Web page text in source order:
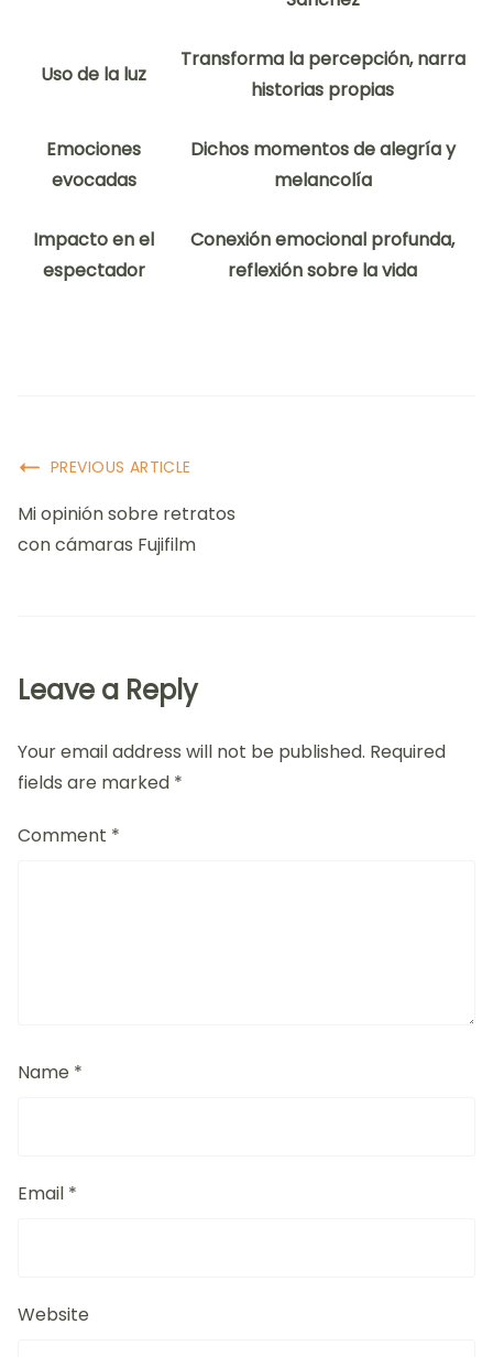
Uso de la luz
Transforma la percepción, narra
historias propias
Emociones
evocadas
Dichos momentos de alegría y
melancolía
Impacto en el
espectador
Conexión emocional profunda,
reflexión sobre la vida
Post
Navigation
PREVIOUS ARTICLE
Mi opinión sobre retratos
con cámaras Fujifilm
Leave a Reply
Your email address will not be published. Required
fields are marked *
Comment *
Name *
Email *
Website